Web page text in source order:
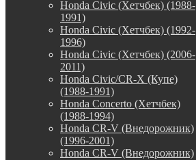
Honda Civic (Хетчбек) (1988-
1991)
Honda Civic (Хетчбек) (1992-
1996)
Honda Civic (Хетчбек) (2006-
2011)
Honda Civic/CR-X (Купе)
(1988-1991)
Honda Concerto (Хетчбек)
(1988-1994)
Honda CR-V (Внедорожник)
(1996-2001)
Honda CR-V (Внедорожник)